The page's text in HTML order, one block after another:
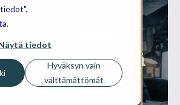
.
tiedot
Hyväksyn vain
välttämättömät
08 toukokuuta, 2026
virhettä